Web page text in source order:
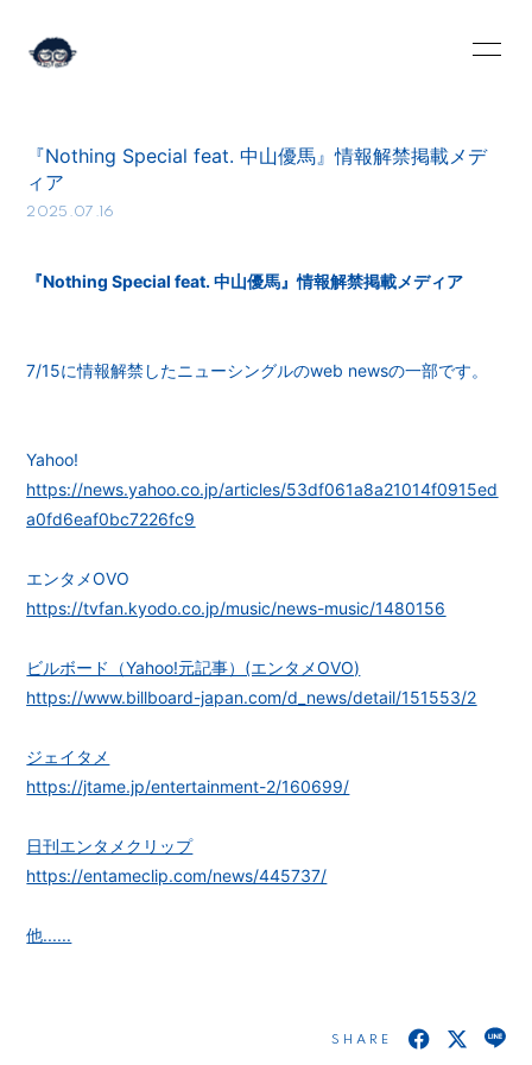
SCHEDULE PROFILE
BLOG MOVIE
『Nothing Special feat. 中山優馬』情報解禁掲載メデ
ィア
2025.07.16
『Nothing Special feat. 中山優馬』情報解禁掲載メディア
7/15に情報解禁したニューシングルのweb newsの一部です。
Yahoo!
https://news.yahoo.co.jp/articles/53df061a8a21014f0915ed
a0fd6eaf0bc7226fc9
エンタメOVO
https://tvfan.kyodo.co.jp/music/news-music/1480156
ビルボード（Yahoo!元記事）(エンタメOVO)
https://www.billboard-japan.com/d_news/detail/151553/2
ジェイタメ
https://jtame.jp/entertainment-2/160699/
日刊エンタメクリップ
https://entameclip.com/news/445737/
他......
SHARE